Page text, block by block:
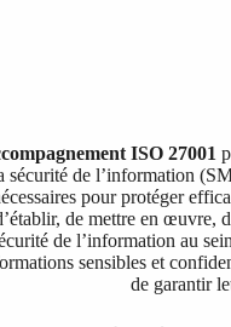
ISO 27001
sécurité de l’information
pour protéger
de mettre en œuvre,
de l’information au
sensibles et
de garantir